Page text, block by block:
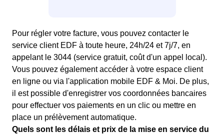
Pour régler votre facture, vous pouvez contacter le
service client EDF à toute heure, 24h/24 et 7j/7, en
appelant le 3044 (service gratuit, coût d'un appel local).
Vous pouvez également accéder à votre espace client
en ligne ou via l'application mobile EDF & Moi. De plus,
il est possible d'enregistrer vos coordonnées bancaires
pour effectuer vos paiements en un clic ou mettre en
place un prélèvement automatique.
Quels sont les délais et prix de la mise en service du